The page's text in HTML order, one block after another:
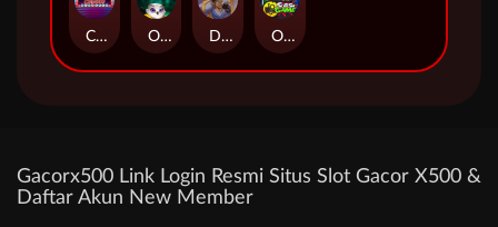
Casino Win Spin Dungeon Quest Outsourced: Slash Game
Owls
Gacorx500 Link Login Resmi Situs Slot Gacor X500 &
Daftar Akun New Member